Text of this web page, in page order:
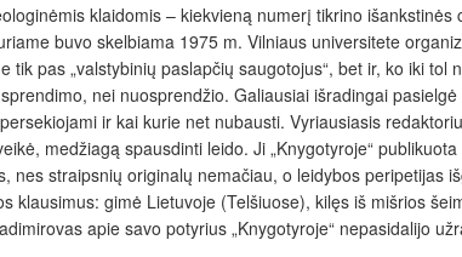
klaidomis – kiekvieną numerį tikrino
buvo skelbiama 1975 m. Vilniaus universitete
pas „valstybinių paslapčių saugotojus“, bet ir, ko iki
nei nuosprendžio. Galiausiai išradingai
ir kai kurie net nubausti. Vyriausiasis
medžiagą spausdinti leido. Ji „Knygotyroje“
straipsnių originalų nemačiau, o leidybos peripetijas
gimė Lietuvoje (Telšiuose), kilęs iš mišrios
apie savo potyrius „Knygotyroje“ nepasidalijo